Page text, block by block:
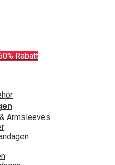
Rabatt
Armsleeves